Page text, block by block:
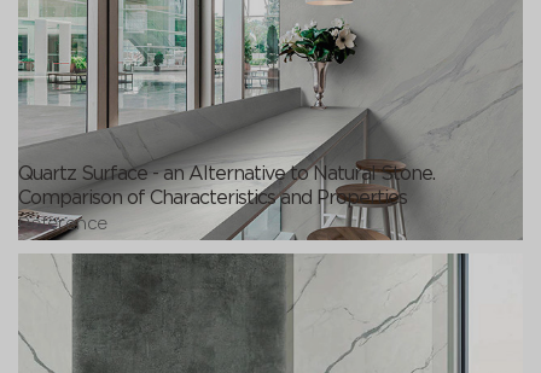
Quartz Surface - an Alternative to Natural Stone.
Comparison of Characteristics and Properties
Reference